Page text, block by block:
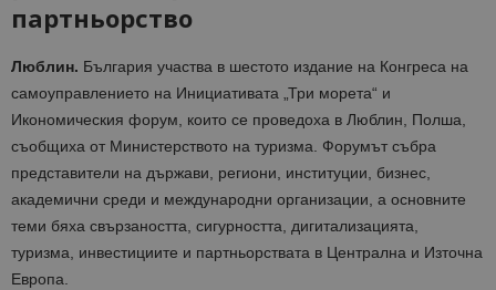
партньорство
Люблин. България участва в шестото издание на Конгреса на
самоуправлението на Инициативата „Три морета“ и
Икономическия форум, които се проведоха в Люблин, Полша,
съобщиха от Министерството на туризма. Форумът събра
представители на държави, региони, институции, бизнес,
академични среди и международни организации, а основните
теми бяха свързаността, сигурността, дигитализацията,
туризма, инвестициите и партньорствата в Централна и Източна
Европа.